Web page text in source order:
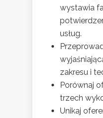
wystawia
usług.
zakresu i
Porównaj
trzech
Unikaj